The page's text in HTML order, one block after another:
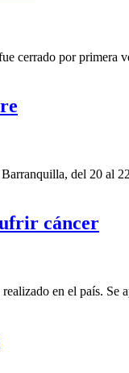
por primera
del 20 al
cáncer
en el país. Se